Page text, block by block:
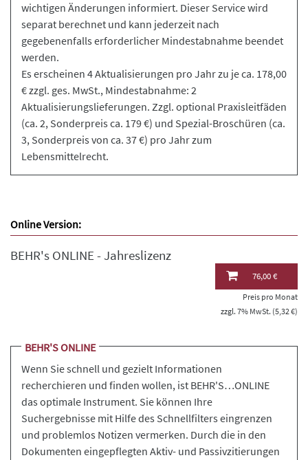
wichtigen Änderungen informiert. Dieser Service wird
separat berechnet und kann jederzeit nach
gegebenenfalls erforderlicher Mindestabnahme beendet
werden.
Es erscheinen 4 Aktualisierungen pro Jahr zu je ca. 178,00
€ zzgl. ges. MwSt., Mindestabnahme: 2
Aktualisierungslieferungen. Zzgl. optional Praxisleitfäden
(ca. 2, Sonderpreis ca. 179 €) und Spezial-Broschüren (ca.
3, Sonderpreis von ca. 37 €) pro Jahr zum
Lebensmittelrecht.
Online Version:
BEHR's ONLINE - Jahreslizenz
76,00 €
Preis pro Monat
zzgl. 7% MwSt. (5,32 €)
BEHR'S ONLINE
Wenn Sie schnell und gezielt Informationen
recherchieren und finden wollen, ist BEHR'S…ONLINE
das optimale Instrument. Sie können Ihre
Suchergebnisse mit Hilfe des Schnellfilters eingrenzen
und problemlos Notizen vermerken. Durch die in den
Dokumenten eingepflegten Aktiv- und Passivzitierungen